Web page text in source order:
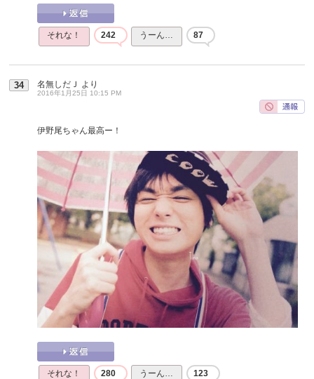
それな！ 242 うーん… 87
34 名無しだＪ より
2016年1月25日 10:15 PM
伊野尾ちゃん最高ー！
それな！ 280 うーん… 123